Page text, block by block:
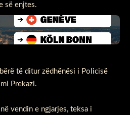
së enjtes.
të ditur zëdhënësi i Policisë
Prekazi.
vendin e ngjarjes, teksa i